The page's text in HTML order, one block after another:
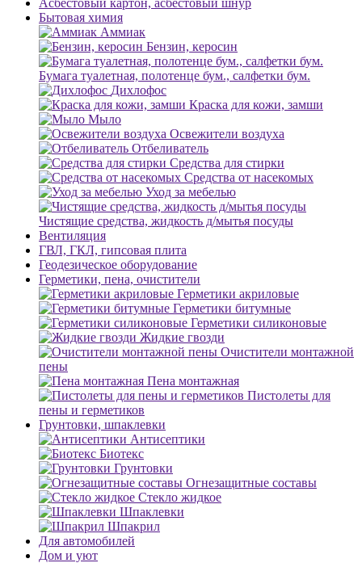
Асбестовый картон, асбестовый шнур
Бытовая химия
Аммиак
Бензин, керосин
Бумага туалетная, полотенце бум., салфетки бум.
Дихлофос
Краска для кожи, замши
Мыло
Освежители воздуха
Отбеливатель
Средства для стирки
Средства от насекомых
Уход за мебелью
Чистящие средства, жидкость д/мытья посуды
Вентиляция
ГВЛ, ГКЛ, гипсовая плита
Геодезическое оборудование
Герметики, пена, очистители
Герметики акриловые
Герметики битумные
Герметики силиконовые
Жидкие гвозди
Очистители монтажной
пены
Пена монтажная
Пистолеты для
пены и герметиков
Грунтовки, шпаклевки
Антисептики
Биотекс
Грунтовки
Огнезащитные составы
Стекло жидкое
Шпаклевки
Шпакрил
Для автомобилей
Дом и уют